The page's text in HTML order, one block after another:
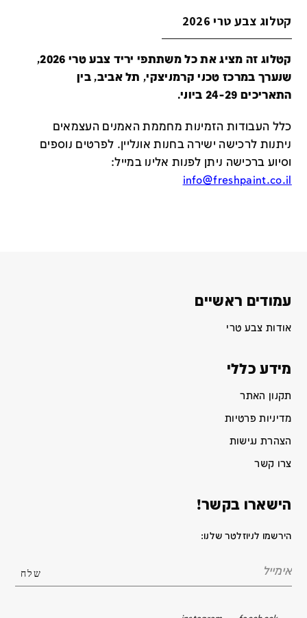
קטלוג צבע טרי 2026
קטלוג זה מציג את כל משתתפי יריד צבע טרי 2026,
שנערך במרכז טכני קרמניצקי, תל אביב, בין
התאריכים 24-29 ביוני.
כלל העבודות הזמינות מחממת האמנים העצמאים
ניתנות לרכישה ישירה בחנות אונליין. לפרטים נוספים
וסיוע ברכישה ניתן לפנות אלינו במייל:
info@freshpaint.co.il
עמודים ראשיים
אודות צבע טרי
מידע כללי
תקנון האתר
מדיניות פרטיות
הצהרת נגישות
צרו קשר
הישארו בקשר!
הירשמו לניוזלטר שלנו: